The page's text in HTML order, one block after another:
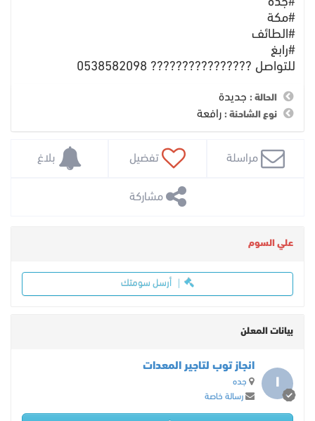
#جدة
#مكة
#الطائف
#رابغ
للتواصل ???????????????? 0538582098
الحالة : جديدة
نوع الشاحنة : رافعة
مراسلة تفضيل
مشاركة
علي السوم
أرسل سومتك
بيانات المعلن
ا
انجاز توب لتاجير المعدات
جده
رسالة خاصة